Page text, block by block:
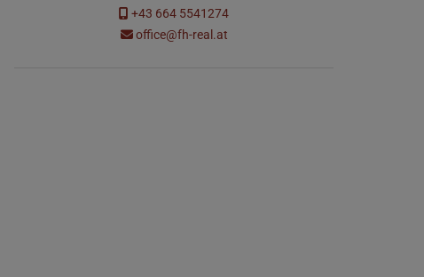
+43 664 5541274
office@fh-real.at